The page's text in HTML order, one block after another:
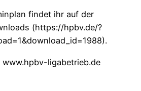
findet ihr auf der
(https://hpbv.de/?
ligabetrieb.de